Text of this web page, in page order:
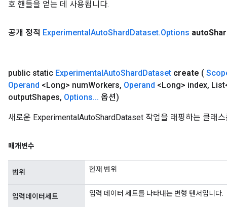
호 핸들을 얻는 데 사용됩니다.
공개 정적 ExperimentalAutoShardDataset.Options auto
public static ExperimentalAutoShardDataset create (
Operand <Long> numWorkers, Operand <Long> index,
outputShapes, Options... 옵션)
새로운 ExperimentalAutoShardDataset 작업을 래핑하는 클래
매개변수
범위 현재 범위
입력데이터세트 입력 데이터 세트를 나타내는 변형 텐서입니다.